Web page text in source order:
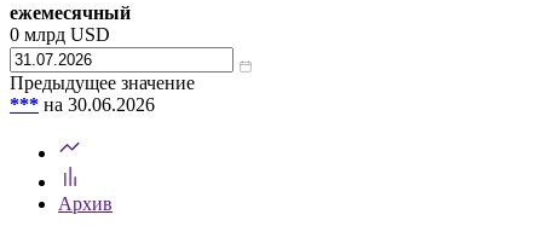
ежемесячный
0 млрд USD
Предыдущее значение
*** на 30.06.2026
Архив